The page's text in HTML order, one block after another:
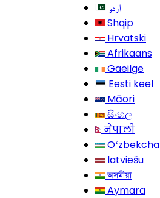
اردو
Shqip
Hrvatski
Afrikaans
Gaeilge
Eesti keel
Māori
සිංහල
नेपाली
Oʻzbekcha
latviešu
অসমীয়া
Aymara